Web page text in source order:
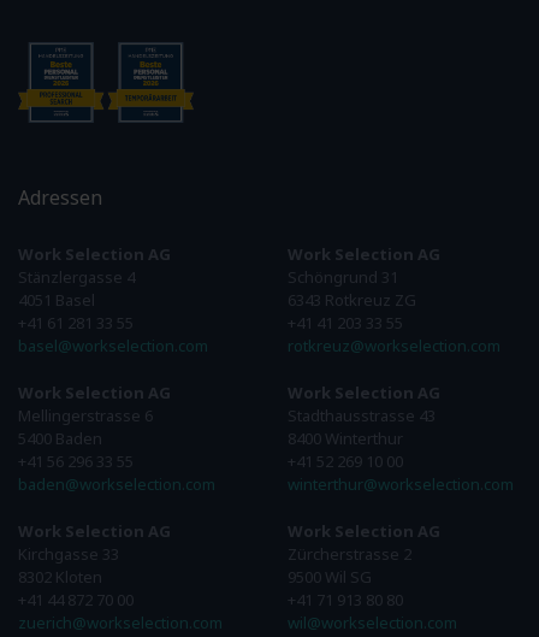
Adressen
Work Selection AG
Stänzlergasse 4
4051 Basel
+41 61 281 33 55
basel@workselection.com
Work Selection AG
Mellingerstrasse 6
5400 Baden
+41 56 296 33 55
baden@workselection.com
Work Selection AG
Kirchgasse 33
8302 Kloten
+41 44 872 70 00
zuerich@workselection.com
Work Selection AG
Schöngrund 31
6343 Rotkreuz ZG
+41 41 203 33 55
rotkreuz@workselection.com
Work Selection AG
Stadthausstrasse 43
8400 Winterthur
+41 52 269 10 00
winterthur@workselection.com
Work Selection AG
Zürcherstrasse 2
9500 Wil SG
+41 71 913 80 80
wil@workselection.com